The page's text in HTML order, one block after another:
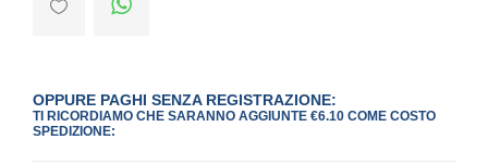
OPPURE PAGHI SENZA REGISTRAZIONE:
TI RICORDIAMO CHE SARANNO AGGIUNTE €6.10 COME COSTO
SPEDIZIONE: